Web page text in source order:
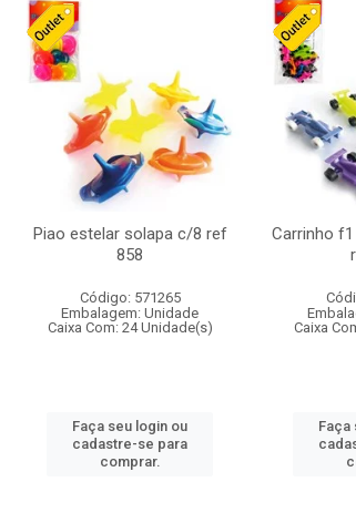
Piao estelar solapa c/8 ref
858
Código: 571265
Embalagem: Unidade
Caixa Com: 24 Unidade(s)
Faça seu login ou
cadastre-se para
comprar.
Carrinho
Caixa
Faça